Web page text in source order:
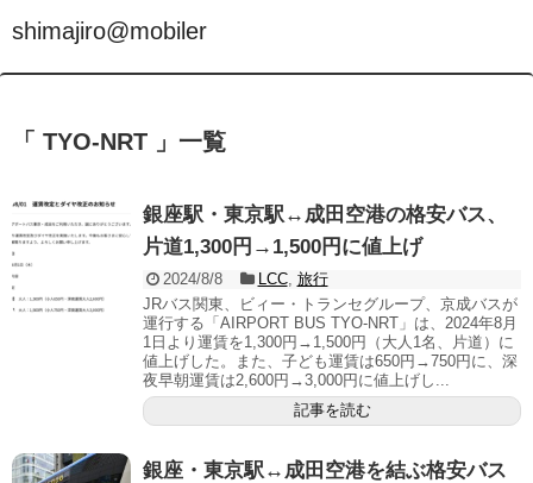
shimajiro@mobiler
「 TYO-NRT 」一覧
銀座駅・東京駅↔成田空港の格安バス、
片道1,300円→1,500円に値上げ
2024/8/8 LCC, 旅行
JRバス関東、ビィー・トランセグループ、京成バスが
運行する「AIRPORT BUS TYO-NRT」は、2024年8月
1日より運賃を1,300円→1,500円（大人1名、片道）に
値上げした。また、子ども運賃は650円→750円に、深
夜早朝運賃は2,600円→3,000円に値上げし...
記事を読む
銀座・東京駅↔成田空港を結ぶ格安バス